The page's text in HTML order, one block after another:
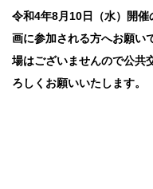
令和4年8月10日（水）開
画に参加される方へお願い
場はございませんので公共
ろしくお願いいたします。